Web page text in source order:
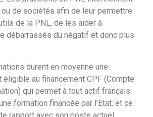
de sociétés afin de leur permettre
de la PNL, de les aider à
débarrassés du négatif et donc plus
durent en moyenne une
au financement CPF (Compte
qui permet à tout actif français
formation financée par l’Etat, et ce